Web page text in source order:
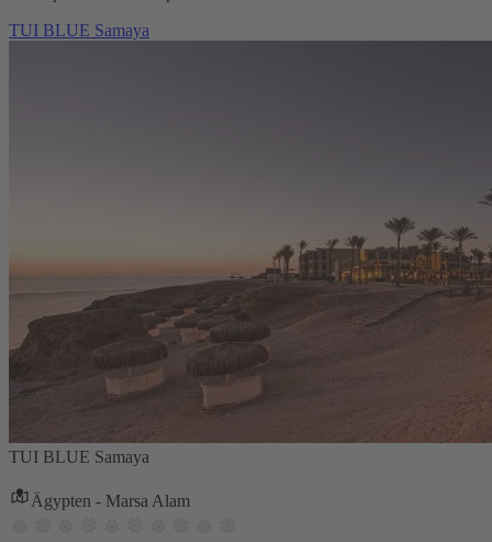
TUI BLUE Samaya
TUI BLUE Samaya
Ägypten - Marsa Alam